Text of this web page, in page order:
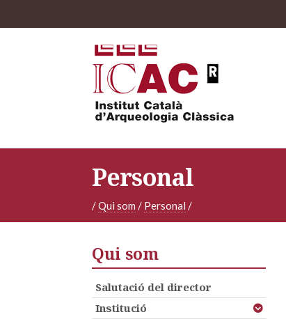
Personal
/Qui som / Personal /
Qui som
Salutació del director
Institució